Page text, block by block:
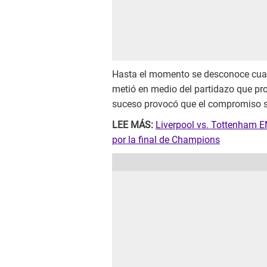
Hasta el momento se desconoce
metió en medio del partidazo que
suceso provocó que el compromiso
LEE MÁS: Liverpool vs. Tottenham
por la final de Champions